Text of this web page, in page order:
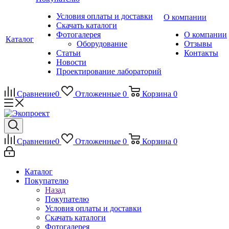
Каталог
Условия оплаты и доставки
Скачать каталоги
Фотогалерея
Оборудование
Статьи
Новости
Проектирование лабораторий
О компании
О компании
Отзывы
Контакты
Сравнение0 Отложенные 0 Корзина 0
Сравнение0 Отложенные 0 Корзина 0
Каталог
Покупателю
Назад
Покупателю
Условия оплаты и доставки
Скачать каталоги
Фотогалерея